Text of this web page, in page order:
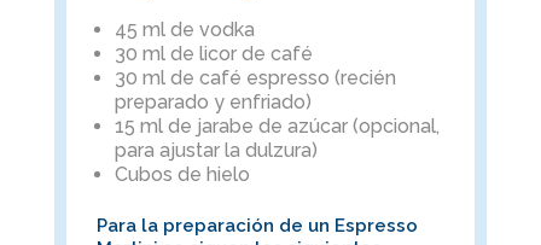
45 ml de vodka
30 ml de licor de café
30 ml de café espresso (recién
preparado y enfriado)
15 ml de jarabe de azúcar (opcional,
para ajustar la dulzura)
Cubos de hielo
Para la preparación de un Espresso